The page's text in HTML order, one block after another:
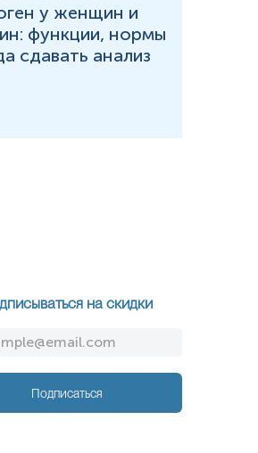
у женщин и
функции, нормы
сдавать анализ
на скидки
Подписаться